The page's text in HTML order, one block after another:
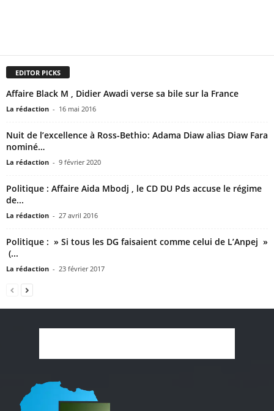
EDITOR PICKS
Affaire Black M , Didier Awadi verse sa bile sur la France
La rédaction - 16 mai 2016
Nuit de l’excellence à Ross-Bethio: Adama Diaw alias Diaw Fara
nominé…
La rédaction - 9 février 2020
Politique : Affaire Aida Mbodj , le CD DU Pds accuse le régime
de...
La rédaction - 27 avril 2016
Politique : » Si tous les DG faisaient comme celui de L’Anpej »
(...
La rédaction - 23 février 2017